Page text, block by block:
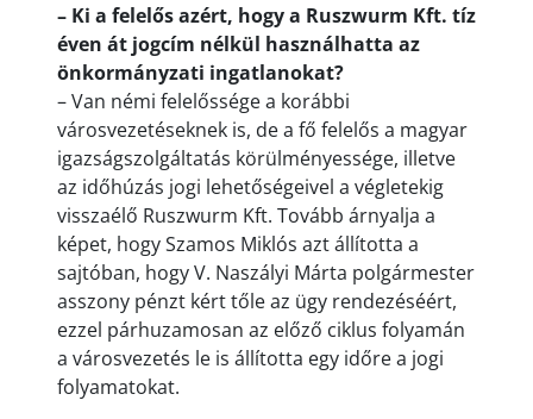
– Ki a felelős azért, hogy a Ruszwurm Kft. tíz
éven át jogcím nélkül használhatta az
önkormányzati ingatlanokat?
– Van némi felelőssége a korábbi
városvezetéseknek is, de a fő felelős a magyar
igazságszolgáltatás körülményessége, illetve
az időhúzás jogi lehetőségeivel a végletekig
visszaélő Ruszwurm Kft. Tovább árnyalja a
képet, hogy Szamos Miklós azt állította a
sajtóban, hogy V. Naszályi Márta polgármester
asszony pénzt kért tőle az ügy rendezéséért,
ezzel párhuzamosan az előző ciklus folyamán
a városvezetés le is állította egy időre a jogi
folyamatokat.